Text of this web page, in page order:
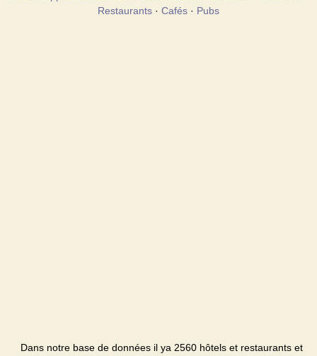
Restaurants · Cafés · Pubs
Dans notre base de données il ya 2560 hôtels et restaurants et